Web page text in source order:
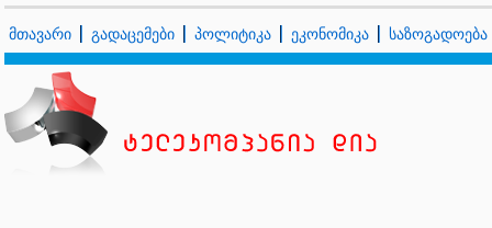
მთავარი გადაცემები პოლიტიკა ეკონომიკა საზოგადოება